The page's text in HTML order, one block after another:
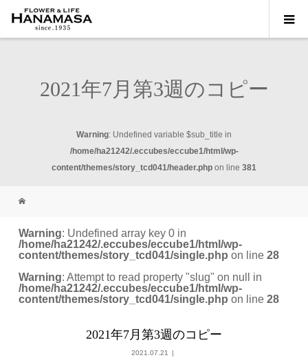
2021年7月第3週のコピー
Warning: Undefined variable $sub_title in
/home/ha21242/.eccubes/eccube1/html/wp-
content/themes/story_tcd041/header.php on line 381
Warning: Undefined array key 0 in
/home/ha21242/.eccubes/eccube1/html/wp-
content/themes/story_tcd041/single.php on line28
Warning: Attempt to read property "slug" on null in
/home/ha21242/.eccubes/eccube1/html/wp-
content/themes/story_tcd041/single.php on line28
2021年7月第3週のコピー
2021.07.21